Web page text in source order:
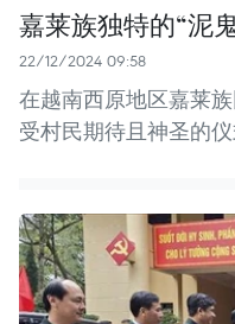
嘉莱族独特的“泥
22/12/2024 09:58
在越南西原地区嘉莱
受村民期待且神圣的仪